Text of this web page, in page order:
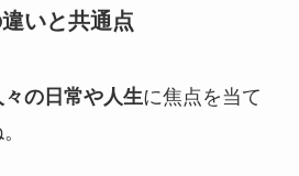
いと共通点
々の日常や人生に焦点を当て